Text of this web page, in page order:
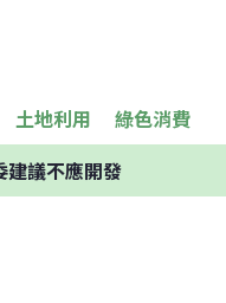
土地利用 綠色消費
建議不應開發